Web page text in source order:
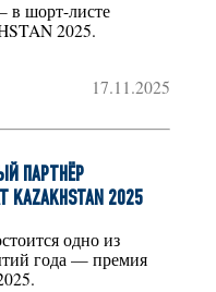
в шорт-листе
2025.
17.11.2025
ПАРТНЁР
KAZAKHSTAN 2025
одно из
года — премия